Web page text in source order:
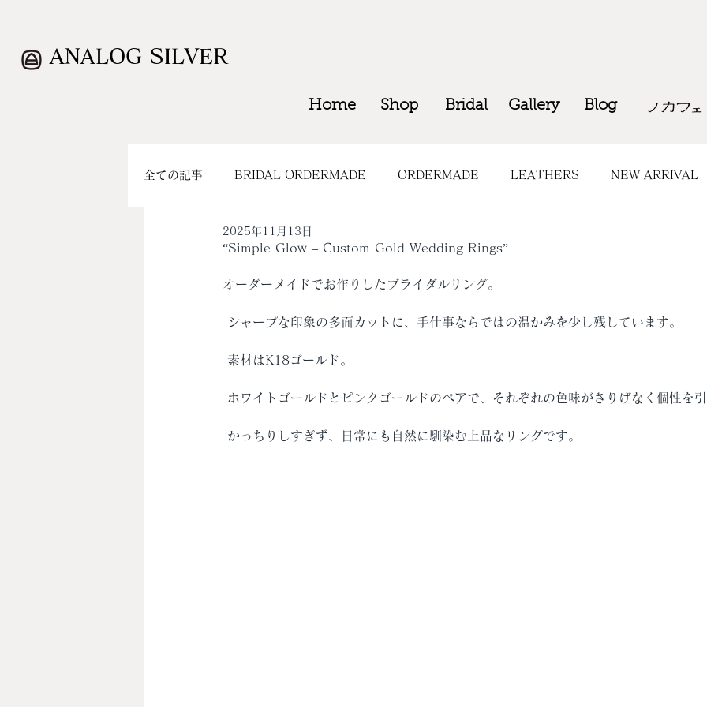
ANALOG SILVER
Home Shop Bridal Gallery Blog
全ての記事 BRIDAL ORDERMADE ORDERMADE LEATHERS NEW ARRIVAL
CLOSING
“Simple Glow – Custom Gold Wedding Rings”
2025年11月13日
オーダーメイドでお作りしたブライダルリング。
シャープな印象の多面カットに、手仕事ならではの温かみを少し残しています。
素材はK18ゴールド。
ホワイトゴールドとピンクゴールドのペアで、それぞれの色味がさりげなく個性を引
かっちりしすぎず、日常にも自然に馴染む上品なリングです。